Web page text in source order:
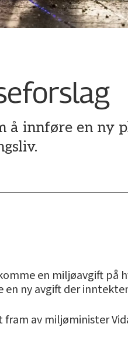
å innføre en ny
en miljøavgift på
ny avgift der
av miljøminister